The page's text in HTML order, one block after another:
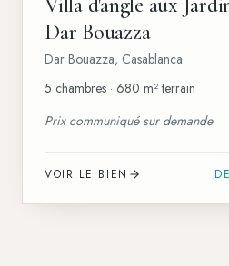
Villa d'angle aux
Dar Bouazza
Dar Bouazza, Casablanca
5 chambres · 680 m² terrain
Prix communiqué sur demande
VOIR LE BIEN